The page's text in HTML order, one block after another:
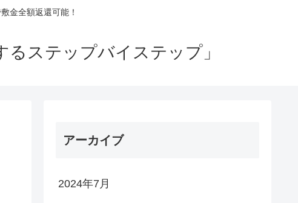
金全額返還可能！
ステップバイステップ」
アーカイブ
2024年7月